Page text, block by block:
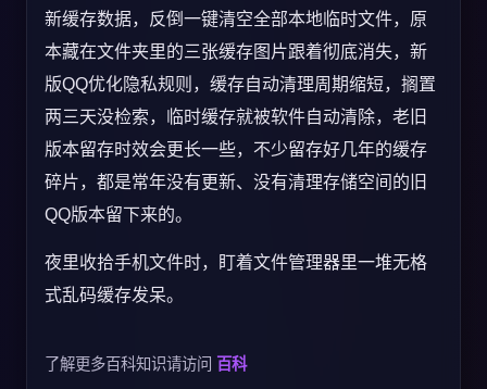
新缓存数据，反倒一键清空全部本地临时文件，原
本藏在文件夹里的三张缓存图片跟着彻底消失，新
版QQ优化隐私规则，缓存自动清理周期缩短，搁置
两三天没检索，临时缓存就被软件自动清除，老旧
版本留存时效会更长一些，不少留存好几年的缓存
碎片，都是常年没有更新、没有清理存储空间的旧
QQ版本留下来的。
夜里收拾手机文件时，盯着文件管理器里一堆无格
式乱码缓存发呆。
了解更多百科知识请访问 百科